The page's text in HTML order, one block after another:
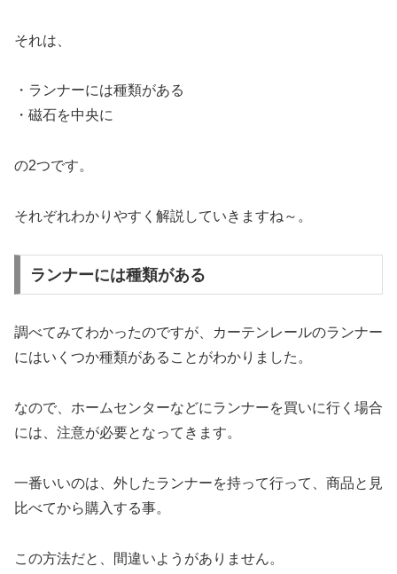
それは、
・ランナーには種類がある
・磁石を中央に
の2つです。
それぞれわかりやすく解説していきますね～。
ランナーには種類がある
調べてみてわかったのですが、カーテンレールのランナー
にはいくつか種類があることがわかりました。
なので、ホームセンターなどにランナーを買いに行く場合
には、注意が必要となってきます。
一番いいのは、外したランナーを持って行って、商品と見
比べてから購入する事。
この方法だと、間違いようがありません。